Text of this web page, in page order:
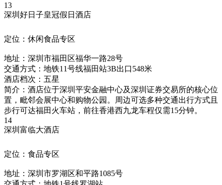
13
深圳好日子皇冠假日酒店
定位：休闲食品专区
地址：深圳市福田区福华一路28号
交通方式：地铁11号线福田站3B出口548米
酒店档次：五星
简介：酒店位于深圳平安金融中心及深圳证券交易所的核心位
置，毗邻会展中心和购物公园。周边可选多种交通出行方式且
步行可达福田火车站，前往香港西九龙车程仅需15分钟。
14
深圳富临大酒店
定位：食品专区
地址：深圳市罗湖区和平路1085号